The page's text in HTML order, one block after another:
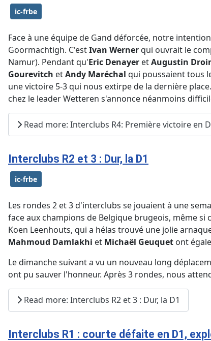
ic-frbe
Face à une équipe de Gand déforcée, notre
Goormachtigh. C'estIvan Wernerqui ouvrait le
Namur). Pendant qu'Eric Denayer etAugustin
Gourevitch etAndy Maréchal qui poussaient tous
une victoire 5-3 qui nous extirpe de la dernière
chez le leader Wetteren s'annonce néanmoins
Read more: Interclubs R4: Première victoire en
Interclubs R2 et 3 : Dur, la D1
ic-frbe
Les rondes 2 et 3 d'interclubs se jouaient à une
face aux champions de Belgique brugeois, même
Koen Leenhouts, qui a hélas trouvé une jolie
Mahmoud Damlakhi et Michaël Geuquet ont
Le dimanche suivant a vu un nouveau long
ont pu sauver l'honneur. Après 3 rondes, nous
Read more: Interclubs R2 et 3 : Dur, la D1
Interclubs R1 : courte défaite en D1,